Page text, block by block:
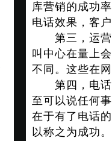
库营销的成功
电话效果，客
第三，运营
叫中心在量上
不同。这些在
第四，电话
至可以说任何
在于有了电话
以称之为成功